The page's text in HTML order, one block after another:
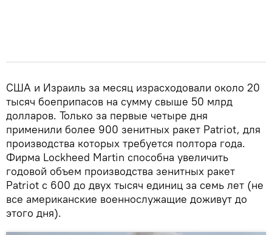
США и Израиль за месяц израсходовали около 20
тысяч боеприпасов на сумму свыше 50 млрд
долларов. Только за первые четыре дня
применили более 900 зенитных ракет Patriot, для
производства которых требуется полтора года.
Фирма Lockheed Martin способна увеличить
годовой объем производства зенитных ракет
Patriot с 600 до двух тысяч единиц за семь лет (не
все американские военнослужащие доживут до
этого дня).